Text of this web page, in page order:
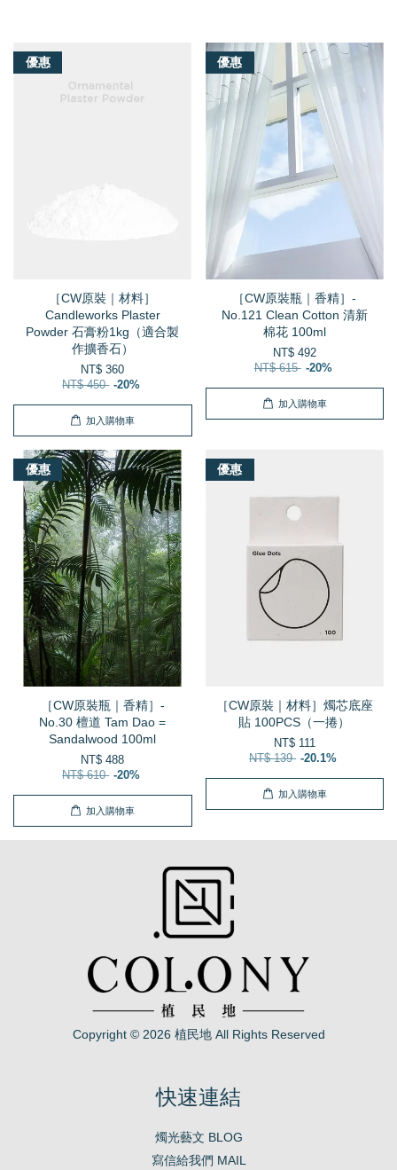
優惠
［CW原裝｜材料］
Candleworks Plaster
Powder 石膏粉1kg（適合製
作擴香石）
NT$ 360
NT$ 450 -20%
加入購物車
優惠
［CW原裝瓶｜香精］-
No.121 Clean Cotton 清新
棉花 100ml
NT$ 492
NT$ 615 -20%
加入購物車
優惠
［CW原裝瓶｜香精］-
No.30 檀道 Tam Dao =
Sandalwood 100ml
NT$ 488
NT$ 610 -20%
加入購物車
優惠
［CW原裝｜材料］燭芯底座
貼 100PCS（一捲）
NT$ 111
NT$ 139 -20.1%
加入購物車
Copyright © 2026 植民地 All Rights Reserved
快速連結
燭光藝文 BLOG
寫信給我們 MAIL